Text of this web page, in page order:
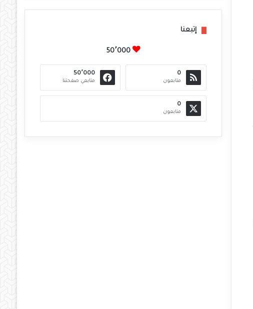
إتبعنا
50٬000
0
متابعون
50٬000
متابعي صفحتنا
0
متابعون